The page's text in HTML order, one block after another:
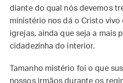
diante do qual nós devemos
ministério nos dá o Cristo vivo
igrejas, ainda que seja a mais
cidadezinha do interior.
Tamanho mistério foi o que
nossos irmãos durante os